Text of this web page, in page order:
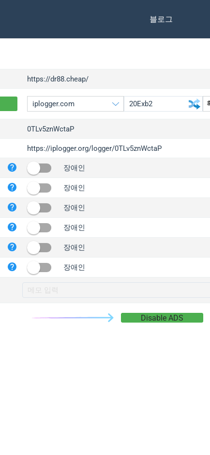
블로그
https://dr88.cheap/
iplogger.org
wl.gl
ed.tc
iplogger.com
iplogger.co
2no.co
0TLv5znWctaP
https://iplogger.org/logger/0TLv5znWctaP
장애인
장애인
장애인
장애인
장애인
장애인
Disable ADS